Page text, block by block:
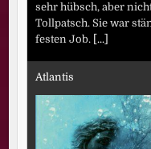
sehr hübsch, aber
Tollpatsch. Sie war
festen Job. [...]
Atlantis